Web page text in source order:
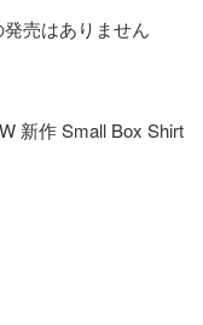
売はありません
新作 Small Box Shirt